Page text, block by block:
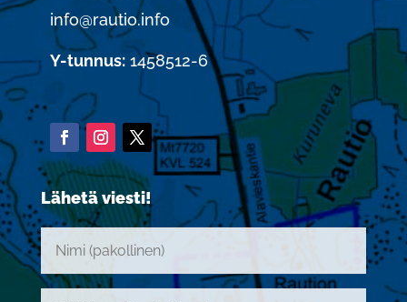
info@rautio.info
Y-tunnus:1458512-6
Lähetä viesti!